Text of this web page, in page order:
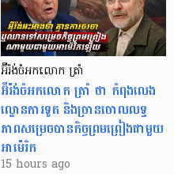
អ៊ីរ៉ង់ចំអកលោក ត្រាំ
អ៊ីរ៉ង់ចំអកលោក ត្រាំ ថា កំពុងលេង
ល្ខោនការទូត និងច្រានចោលលទ្ធ
ភាពសម្រេចបានកិច្ចព្រមព្រៀងជាមួយ
អាម៉េរិក
15 hours ago